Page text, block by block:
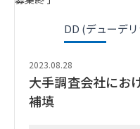
DD (デューデ
2023.08.28
大手調査会社にお
補填